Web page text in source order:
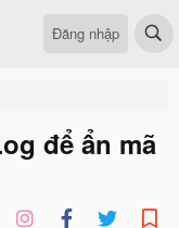
Đăng nhập
để ẩn mã